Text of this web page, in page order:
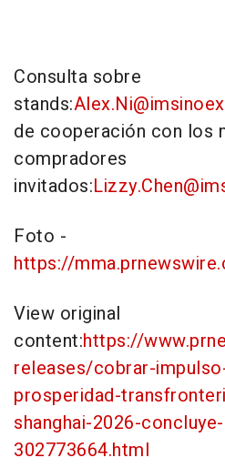
Consulta sobre
stands:
de cooperación con los
compradores
invitados:
Foto -
https://
View original
content:https://
releases/cobrar-
prosperidad-
shanghai-2026-
302773664.html